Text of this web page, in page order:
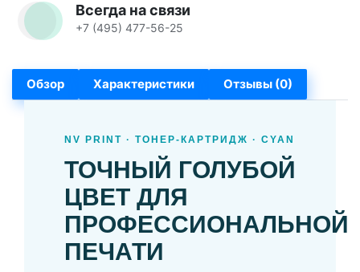
Всегда на связи
+7 (495) 477-56-25
Обзор Характеристики Отзывы (0)
NV PRINT · ТОНЕР-КАРТРИДЖ · CYAN
ТОЧНЫЙ ГОЛУБОЙ
ЦВЕТ ДЛЯ
ПРОФЕССИОНАЛЬНОЙ
ПЕЧАТИ